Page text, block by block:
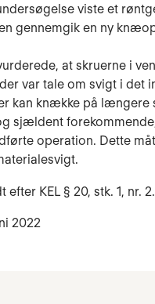
viste et
gennemgik en ny
at skruerne i
var tale om svigt i det
kan knække på længere
sjældent
operation. Dette
KEL § 20, stk. 1, nr. 2.
2022